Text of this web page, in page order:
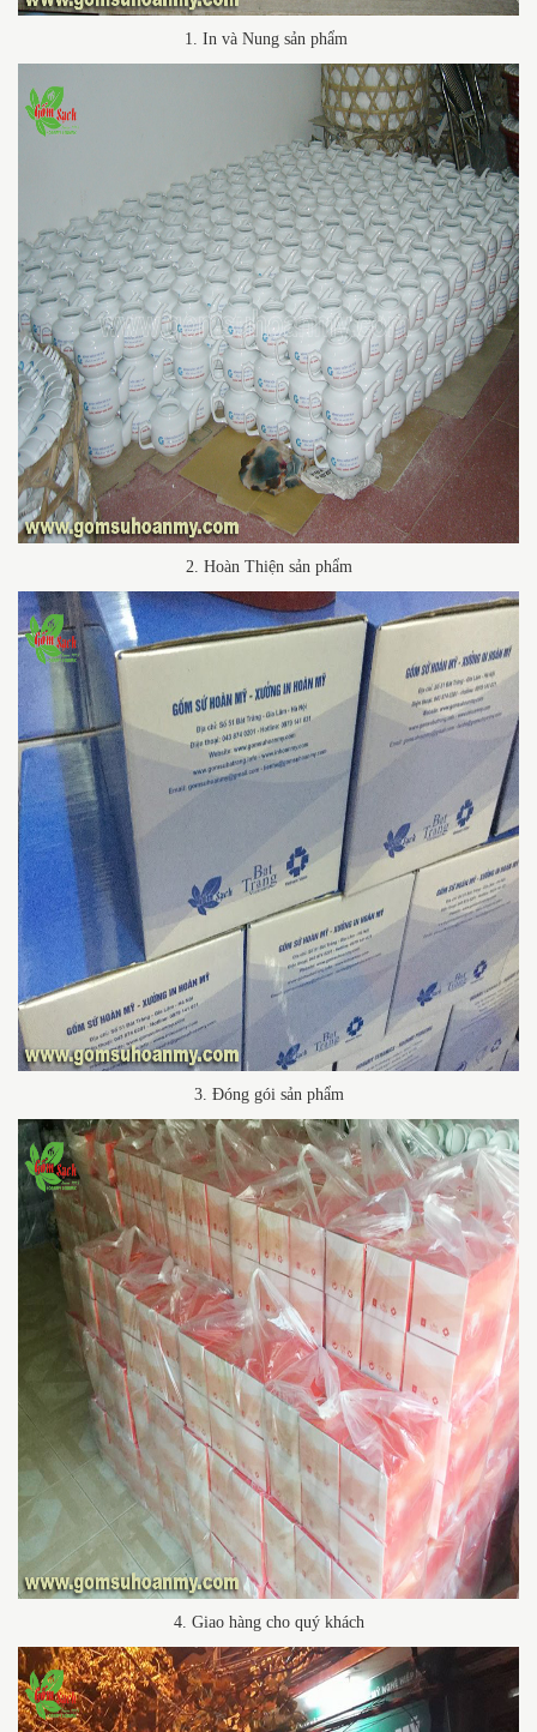
1. In và Nung sản phẩm
2. Hoàn Thiện sản phẩm
3. Đóng gói sản phẩm
4. Giao hàng cho quý khách